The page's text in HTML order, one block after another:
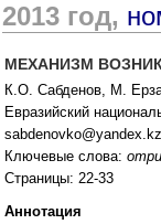
2013 год,
МЕХАНИЗМ
К.О. Сабденов, М.
Евразийский
sabdenovko@yandex.kz
Ключевые слова:
Страницы: 22-33
Аннотация